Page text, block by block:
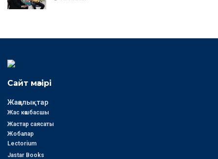
Сайт мәзірі
Жаңалықтар
Жас көшбасшы
Жастар саясаты
Жобалар
Lectorium
Jastar Books